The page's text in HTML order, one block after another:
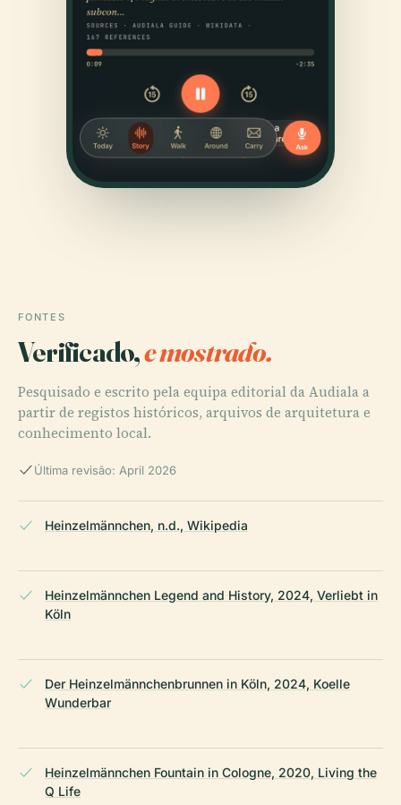
FONTES
Verificado,e mostrado.
Pesquisado e escrito pela equipa editorial da Audiala a
partir de registos históricos, arquivos de arquitetura e
conhecimento local.
Última revisão: April 2026
Heinzelmännchen, n.d., Wikipedia
Heinzelmännchen Legend and History, 2024, Verliebt in
Köln
Der Heinzelmännchenbrunnen in Köln, 2024, Koelle
Wunderbar
Heinzelmännchen Fountain in Cologne, 2020, Living the
Q Life